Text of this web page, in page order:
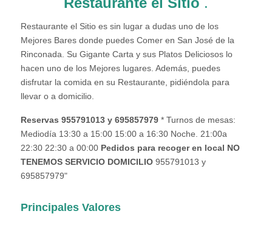
Restaurante el Sitio es sin lugar a dudas uno de los
Mejores Bares donde puedes Comer en San José de la
Rinconada. Su Gigante Carta y sus Platos Deliciosos lo
hacen uno de los Mejores lugares. Además, puedes
disfrutar la comida en su Restaurante, pidiéndola para
llevar o a domicilio.
Reservas 955791013 y 695857979 * Turnos de mesas:
Mediodía 13:30 a 15:00 15:00 a 16:30 Noche. 21:00a
22:30 22:30 a 00:00 Pedidos para recoger en local NO
TENEMOS SERVICIO DOMICILIO955791013 y
695857979"
Principales Valores